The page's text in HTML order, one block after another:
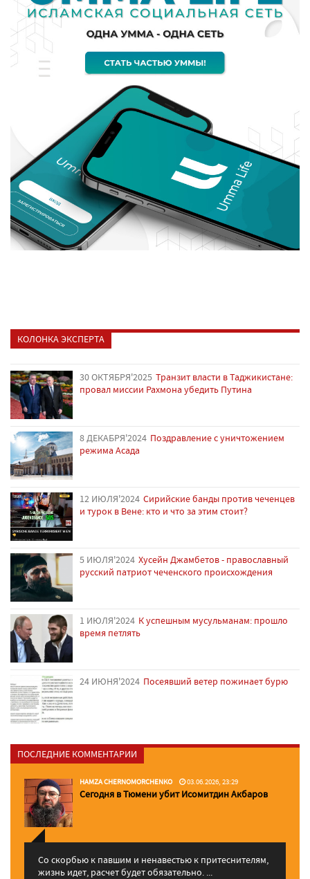
КОЛОНКА ЭКСПЕРТА
30 ОКТЯБРЯ'2025 Транзит власти в Таджикистане:
провал миссии Рахмона убедить Путина
8 ДЕКАБРЯ'2024 Поздравление с уничтожением
режима Асада
12 ИЮЛЯ'2024 Сирийские банды против чеченцев
и турок в Вене: кто и что за этим стоит?
5 ИЮЛЯ'2024 Хусейн Джамбетов - православный
русский патриот чеченского происхождения
1 ИЮЛЯ'2024 К успешным мусульманам: прошло
время петлять
24 ИЮНЯ'2024 Посеявший ветер пожинает бурю
ПОСЛЕДНИЕ КОММЕНТАРИИ
HAMZA CHERNOMORCHENKO 03.06.2026, 23:29
Сегодня в Тюмени убит Исомитдин Акбаров
Со скорбью к павшим и ненавестью к притеснителям,
жизнь идет, расчет будет обязательно. ...